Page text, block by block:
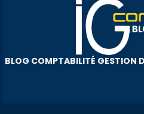
BLOG COMPTABILITÉ GESTION